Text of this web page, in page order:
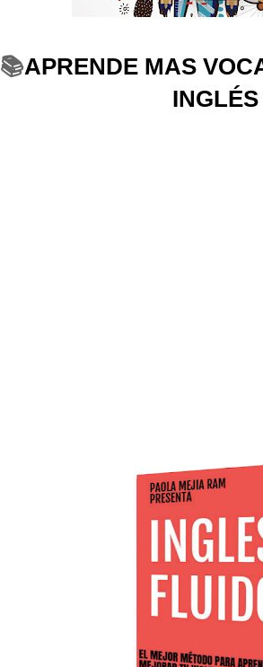
📚APRENDE MAS
INGLÉS